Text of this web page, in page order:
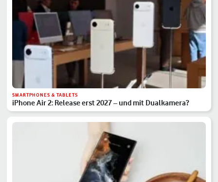
SMARTPHONES & TABLETS
iPhone Air 2: Release erst 2027 – und mit Dualkamera?